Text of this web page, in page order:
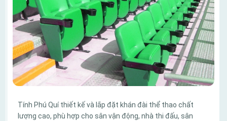
Tính Phú Quí thiết kế và lắp đặt khán đài thể thao chất
lượng cao, phù hợp cho sân vận động, nhà thi đấu, sân